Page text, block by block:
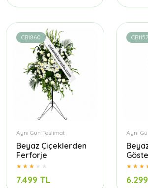
CB1860
Aynı Gün Teslimat
Beyaz Çiçeklerden
Ferforje
7.499 TL
CB1157
Aynı